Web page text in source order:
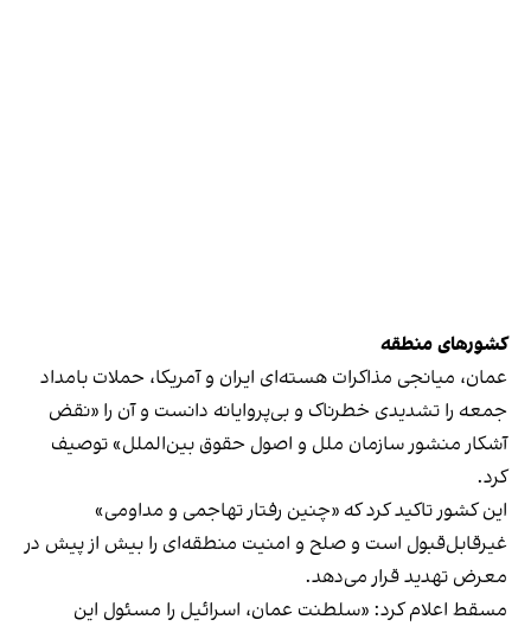
کشورهای منطقه
عمان، میانجی مذاکرات هسته‌ای ایران و آمریکا، حملات بامداد
جمعه را تشدیدی خطرناک و بی‌پروایانه دانست و آن را «نقض
آشکار منشور سازمان ملل و اصول حقوق بین‌الملل» توصیف
کرد.
این کشور تاکید کرد که «چنین رفتار تهاجمی و مداومی»
غیرقابل‌قبول است و صلح و امنیت منطقه‌ای را بیش از پیش در
معرض تهدید قرار می‌دهد.
مسقط اعلام کرد: «سلطنت عمان، اسرائیل را مسئول این